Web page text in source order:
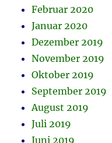
Februar 2020
Januar 2020
Dezember 2019
November 2019
Oktober 2019
September 2019
August 2019
Juli 2019
Juni 2019